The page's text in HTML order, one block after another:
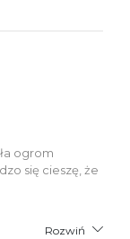
ogrom
się cieszę, że
Rozwiń